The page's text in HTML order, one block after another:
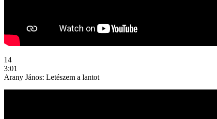
14
3:01
Arany János: Letészem a lantot